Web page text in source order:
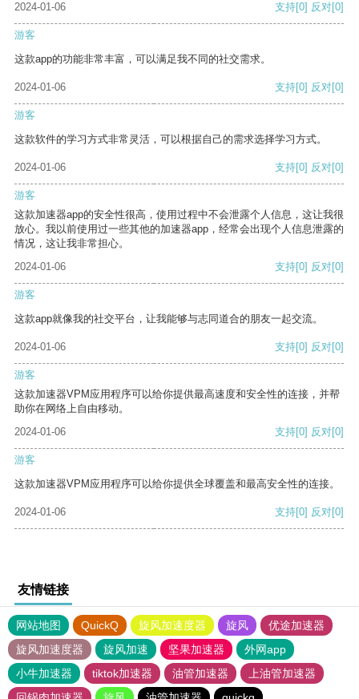
2024-01-06
支持[0] 反对[0]
游客
这款app的功能非常丰富，可以满足我不同的社交需求。
2024-01-06 支持[0] 反对[0]
游客
这款软件的学习方式非常灵活，可以根据自己的需求选择学习方式。
2024-01-06 支持[0] 反对[0]
游客
这款加速器app的安全性很高，使用过程中不会泄露个人信息，这让我很
放心。我以前使用过一些其他的加速器app，经常会出现个人信息泄露的
情况，这让我非常担心。
2024-01-06
支持[0] 反对[0]
游客
这款app就像我的社交平台，让我能够与志同道合的朋友一起交流。
2024-01-06 支持[0] 反对[0]
游客
这款加速器VPM应用程序可以给你提供最高速度和安全性的连接，并帮
助你在网络上自由移动。
2024-01-06
支持[0] 反对[0]
游客
这款加速器VPM应用程序可以给你提供全球覆盖和最高安全性的连接。
2024-01-06 支持[0] 反对[0]
友情链接
网站地图 QuickQ 旋风加速度器 旋风
优途加速器
旋风加速度器
旋风加速 坚果加速器
外网app
小牛加速器
tiktok加速器 油管加速器
上油管加速器